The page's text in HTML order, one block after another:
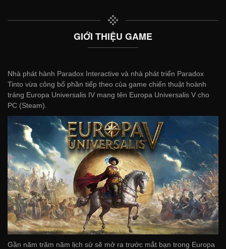
GIỚI THIỆU GAME
Nhà phát hành Paradox Interactive và nhà phát triển Paradox
Tinto vừa công bố phần tiếp theo của game chiến thuật hoành
tráng Europa Universalis IV mang tên Europa Universalis V cho
PC (Steam).
Gần năm trăm năm lịch sử sẽ mở ra trước mắt bạn trong Europa